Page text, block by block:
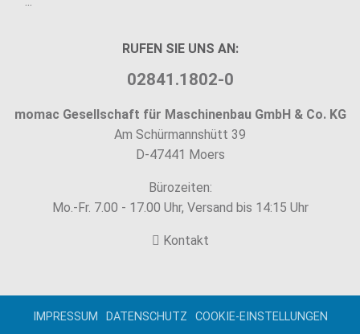
RUFEN SIE UNS AN:
02841.1802-0
momac Gesellschaft für Maschinenbau GmbH & Co. KG
Am Schürmannshütt 39
D-47441 Moers
Bürozeiten:
Mo.-Fr. 7.00 - 17.00 Uhr, Versand bis 14:15 Uhr
Kontakt
IMPRESSUM DATENSCHUTZ COOKIE-EINSTELLUNGEN